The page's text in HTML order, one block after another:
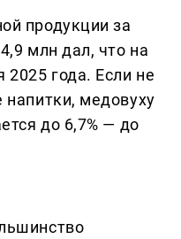
продукции за
млн дал, что на
2025 года. Если не
медовуху
до 6,7% — до